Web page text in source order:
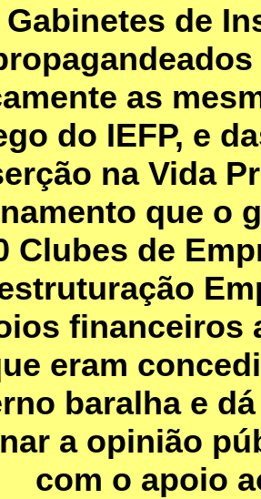
Gabinetes de
as
do IEFP, e
na Vida
que o
Clubes de
financeiros
eram
baralha e
a opinião
com o apoio